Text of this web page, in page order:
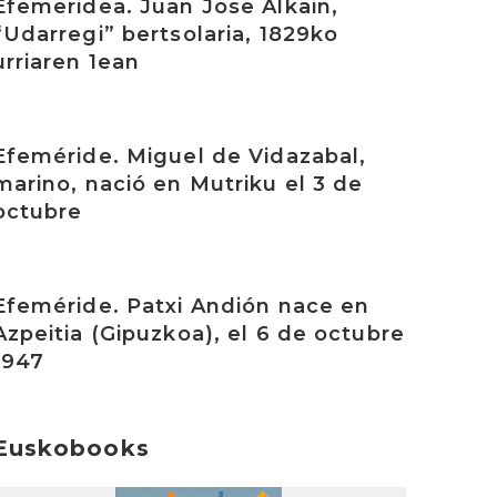
Juan Jose Alkain,
bertsolaria, 1829ko
1ean
Miguel de Vidazabal,
nació en Mutriku el 3 de
Patxi Andión nace en
(Gipuzkoa), el 6 de octubre